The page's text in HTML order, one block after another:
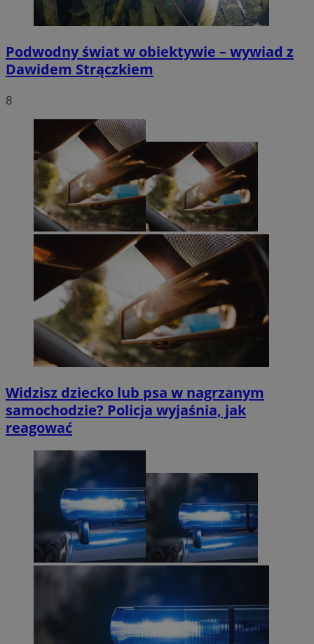
Podwodny świat w obiektywie – wywiad z
Dawidem Strączkiem
8
Widzisz dziecko lub psa w nagrzanym
samochodzie? Policja wyjaśnia, jak
reagować